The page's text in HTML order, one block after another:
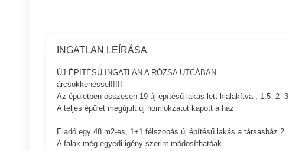
INGATLAN LEÍRÁSA
ÚJ ÉPÍTÉSŰ INGATLAN A RÓZSA UTCÁBAN
árcsökkenéssel!!!!!
Az épületben összesen 19 új építésű lakás lett kialakítva , 1,5 -2
A teljes épület megújult új homlokzatot kapott a ház
Eladó egy 48 m2-es, 1+1 félszobás új építésű lakás a társasház 2.
A falak még egyedi igény szerint módosíthatóak